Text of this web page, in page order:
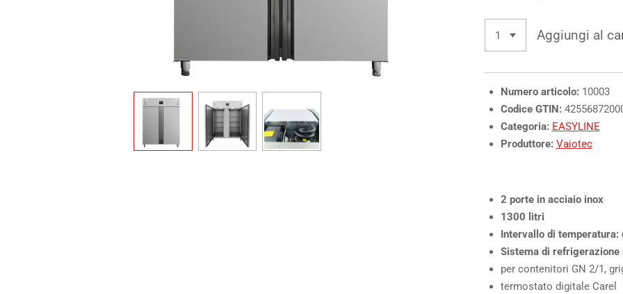
Aggiungi al
Numero articolo: 10003
Codice GTIN:
Categoria: EASYLINE
Produttore: Vaiotec
2 porte in acciaio inox
1300 litri
Intervallo di temperatura:
Sistema di refrigerazione
per contenitori GN 2/1,
termostato digitale Carel